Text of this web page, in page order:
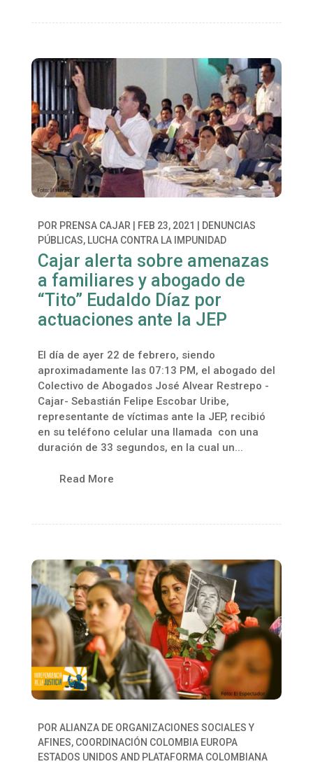
POR PRENSA CAJAR| FEB 23, 2021
DENUNCIAS
PÚBLICAS, LUCHA CONTRA LA IMPUNIDAD
Cajar alerta sobre amenazas
a familiares y abogado de
“Tito” Eudaldo Díaz por
actuaciones ante la JEP
El día de ayer 22 de febrero, siendo
aproximadamente las 07:13 PM, el abogado del
Colectivo de Abogados José Alvear Restrepo -
Cajar- Sebastián Felipe Escobar Uribe,
representante de víctimas ante la JEP, recibió
en su teléfono celular una llamada con una
duración de 33 segundos, en la cual un...
Read More
POR ALIANZA DE ORGANIZACIONES SOCIALES Y
AFINES, COORDINACIÓN COLOMBIA EUROPA
ESTADOS UNIDOS AND PLATAFORMA COLOMBIANA